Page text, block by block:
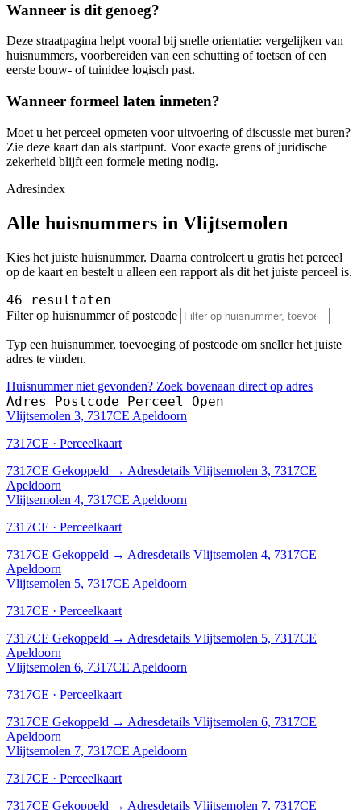
Wanneer is dit genoeg?
Deze straatpagina helpt vooral bij snelle orientatie: vergelijken van
huisnummers, voorbereiden van een schutting of toetsen of een
eerste bouw- of tuinidee logisch past.
Wanneer formeel laten inmeten?
Moet u het perceel opmeten voor uitvoering of discussie met buren?
Zie deze kaart dan als startpunt. Voor exacte grens of juridische
zekerheid blijft een formele meting nodig.
Adresindex
Alle huisnummers in Vlijtsemolen
Kies het juiste huisnummer. Daarna controleert u gratis het perceel
op de kaart en bestelt u alleen een rapport als dit het juiste perceel is.
46 resultaten
Filter op huisnummer of postcode
Typ een huisnummer, toevoeging of postcode om sneller het juiste
adres te vinden.
Huisnummer niet gevonden? Zoek bovenaan direct op adres
Adres Postcode Perceel Open
Vlijtsemolen 3, 7317CE Apeldoorn
7317CE · Perceelkaart
7317CE Gekoppeld → Adresdetails Vlijtsemolen 3, 7317CE
Apeldoorn
Vlijtsemolen 4, 7317CE Apeldoorn
7317CE · Perceelkaart
7317CE Gekoppeld → Adresdetails Vlijtsemolen 4, 7317CE
Apeldoorn
Vlijtsemolen 5, 7317CE Apeldoorn
7317CE · Perceelkaart
7317CE Gekoppeld → Adresdetails Vlijtsemolen 5, 7317CE
Apeldoorn
Vlijtsemolen 6, 7317CE Apeldoorn
7317CE · Perceelkaart
7317CE Gekoppeld → Adresdetails Vlijtsemolen 6, 7317CE
Apeldoorn
Vlijtsemolen 7, 7317CE Apeldoorn
7317CE · Perceelkaart
7317CE Gekoppeld → Adresdetails Vlijtsemolen 7, 7317CE